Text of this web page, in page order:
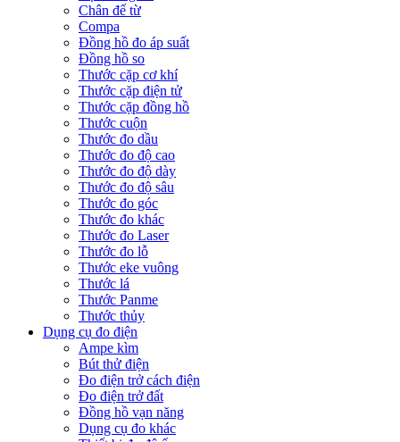
Chân đế từ
Compa
Đồng hồ đo áp suất
Đồng hồ so
Thước cặp cơ khí
Thước cặp điện tử
Thước cặp đồng hồ
Thước cuộn
Thước đo dầu
Thước đo độ cao
Thước đo độ dày
Thước đo độ sâu
Thước đo góc
Thước đo khác
Thước đo Laser
Thước đo lỗ
Thước eke vuông
Thước lá
Thước Panme
Thước thủy
Dụng cụ đo điện
Ampe kìm
Bút thử điện
Đo điện trở cách điện
Đo điện trở đất
Đồng hồ vạn năng
Dụng cụ đo khác